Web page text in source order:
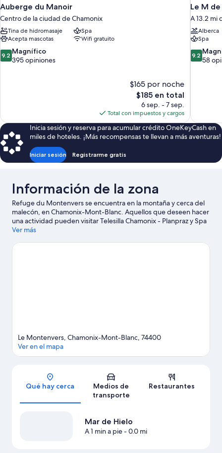
Auberge du Manoir
Centro de la ciudad de Chamonix
Tina de hidromasaje
Spa
Acepta mascotas
Wifi gratuito
9.2
de
9.2 Magnífico
395 opiniones
$165 por noche
El
precio
actual
es
de
$185
$185 en total
6 sep. - 7 sep.
Total con impuestos y cargos
Le M
A 13.2 mi
Alberca
Spa
9.2
de
9.2
58
Inicia sesión y reserva para acumular crédito OneKeyCash en
miles de hoteles. ¡Más recompensas te llevan a más aventuras!
Iniciar sesión Registrarme gratis
Información de la zona
Refuge du Montenvers se encuentra en la montaña y cerca del
malecón, en Chamonix-Mont-Blanc. Aquellos que deseen hacer
una actividad pueden visitar Telesilla Chamonix - Planpraz y Spa
Pre-Saint-Didier, mientras que quienes quieran apreciar la
vale la pena conocer Museo del cristal de Chamonix y Tranvía de
Ver más
Sección del mapa
Le Montenvers, Chamonix-Mont-Blanc, 74400
Ver en el mapa
Qué hay cerca
Medios de
transporte
Restaurantes
Mar de Hielo
A 1 min a pie- 0.0 mi